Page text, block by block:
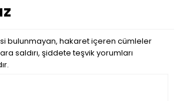
bulunmayan, hakaret içeren cümleler
saldırı, şiddete teşvik yorumları